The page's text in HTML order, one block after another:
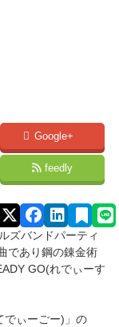
Google+
feedly
ズバンドパーティ
であり鋼の錬金術
GO(れでぃーす
でぃーごー)」の